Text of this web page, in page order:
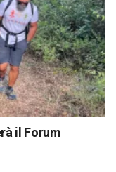
il Forum